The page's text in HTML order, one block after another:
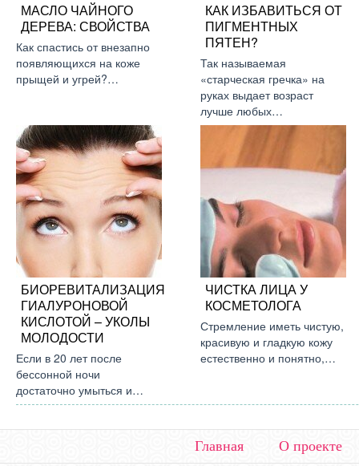
МАСЛО ЧАЙНОГО
ДЕРЕВА: СВОЙСТВА
Как спастись от внезапно
появляющихся на коже
прыщей и угрей?…
КАК ИЗБАВИТЬСЯ ОТ
ПИГМЕНТНЫХ
ПЯТЕН?
Так называемая
«старческая гречка» на
руках выдает возраст
лучше любых…
БИОРЕВИТАЛИЗАЦИЯ
ГИАЛУРОНОВОЙ
КИСЛОТОЙ – УКОЛЫ
МОЛОДОСТИ
Если в 20 лет после
бессонной ночи
достаточно умыться и…
ЧИСТКА ЛИЦА У
КОСМЕТОЛОГА
Стремление иметь чистую,
красивую и гладкую кожу
естественно и понятно,…
Главная О проекте